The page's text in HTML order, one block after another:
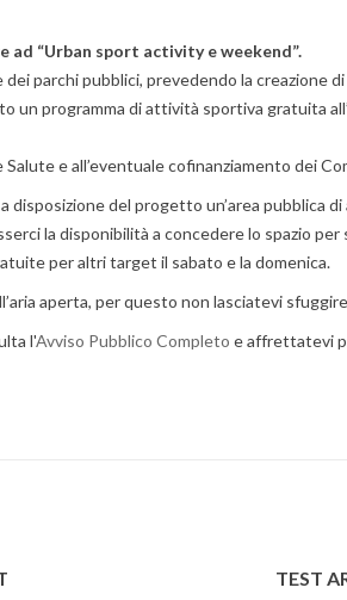
“Urban sport activity e weekend”.
parchi pubblici, prevedendo la creazione
programma di attività sportiva gratuita
e all’eventuale cofinanziamento dei
del progetto un’area pubblica di
la disponibilità a concedere lo spazio
per altri target il sabato e la domenica.
aperta, per questo non lasciatevi
l'Avviso Pubblico Completo e affrettatevi
TEST